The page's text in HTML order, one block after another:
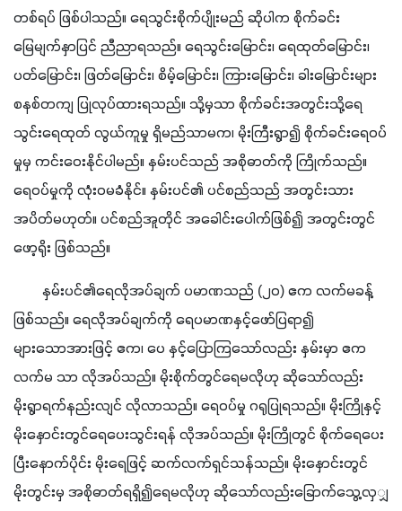
တစ်ရပ် ဖြစ်ပါသည်။ ရေသွင်းစိုက်ပျိုးမည် ဆိုပါက စိုက်ခင်း
မြေမျက်နှာပြင် ညီညာရသည်။ ရေသွင်းမြောင်း၊ ရေထုတ်မြောင်း၊
ပတ်မြောင်း၊ ဖြတ်မြောင်း၊ စိမ့်မြောင်း၊ ကြားမြောင်း၊ ခါးမြောင်းများ
စနစ်တကျ ပြုလုပ်ထားရသည်။ သို့မှသာ စိုက်ခင်းအတွင်းသို့ရေ
သွင်းရေထုတ် လွယ်ကူမှု ရှိမည်သာမက၊ မိုးကြီးရွာ၍ စိုက်ခင်းရေဝပ်
မှုမှ ကင်းဝေးနိုင်ပါမည်။ နှမ်းပင်သည် အစိုဓာတ်ကို ကြိုက်သည်။
ရေဝပ်မှုကို လုံးဝမခံနိုင်။ နှမ်းပင်၏ ပင်စည်သည် အတွင်းသား
အပိတ်မဟုတ်။ ပင်စည်အူတိုင် အခေါင်းပေါက်ဖြစ်၍ အတွင်းတွင်
ဖော့ရိုး ဖြစ်သည်။
နှမ်းပင်၏ရေလိုအပ်ချက် ပမာဏသည် (၂၀) ဧက လက်မခန့်
ဖြစ်သည်။ ရေလိုအပ်ချက်ကို ရေပမာဏနှင့်ဖော်ပြရာ၍
များသောအားဖြင့် ဧက၊ ပေ နှင့်ပြောကြသော်လည်း နှမ်းမှာ ဧက
လက်မ သာ လိုအပ်သည်။ မိုးစိုက်တွင်ရေမလိုဟု ဆိုသော်လည်း
မိုးရွာရက်နည်းလျင် လိုလာသည်။ ရေဝပ်မှု ဂရုပြုရသည်။ မိုးကြိုနှင့်
မိုးနှောင်းတွင်ရေပေးသွင်းရန် လိုအပ်သည်။ မိုးကြိုတွင် စိုက်ရေပေး
ပြီးနောက်ပိုင်း မိုးရေဖြင့် ဆက်လက်ရှင်သန်သည်။ မိုးနှောင်းတွင်
မိုးတွင်းမှ အစိုဓာတ်ရရှိ၍ရေမလိုဟု ဆိုသော်လည်းခြောက်သွေ့လှျှ